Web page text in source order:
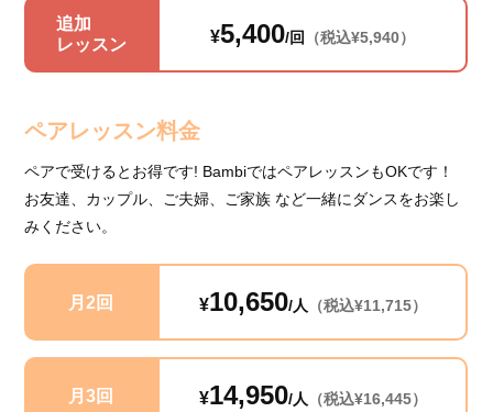
追加
レッスン
¥5,400/回 （税込¥5,940）
ペアレッスン料金
ペアで受けるとお得です! BambiではペアレッスンもOKです！
お友達、カップル、ご夫婦、ご家族 など一緒にダンスをお楽し
みください。
月2回 ¥10,650/人 （税込¥11,715）
月3回 ¥14,950/人 （税込¥16,445）